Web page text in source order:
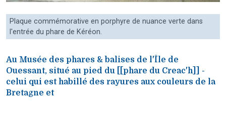
Plaque commémorative en porphyre de nuance verte dans
l'entrée du phare de Kéréon.
Au Musée des phares & balises de l'Île de
Ouessant, situé au pied du [[phare du Creac'h]] -
celui qui est habillé des rayures aux couleurs de la
Bretagne et